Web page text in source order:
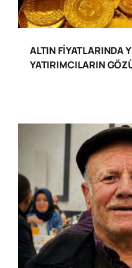
ALTIN FİYATLARINDA
YATIRIMCILARIN